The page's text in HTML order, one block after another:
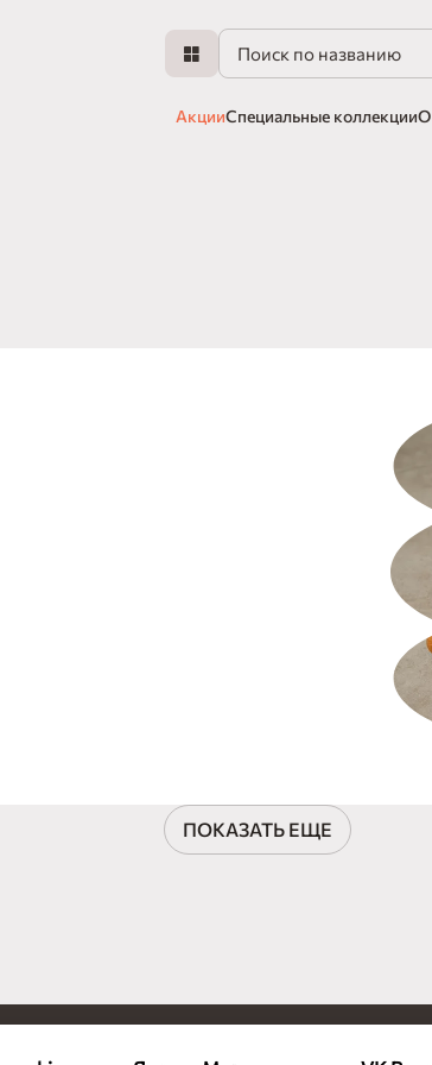
АкцииСпециальные коллекцииО
ПОКАЗАТЬ ЕЩЕ